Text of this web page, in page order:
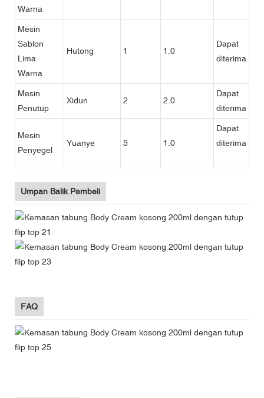
Warna
Mesin
Sablon
Lima
Warna
Hutong 1 1.0
Dapat
diterima
Mesin
Penutup
Xidun 2 2.0
Dapat
diterima
Mesin
Penyegel
Yuanye 5 1.0
Dapat
diterima
Umpan Balik Pembeli
FAQ